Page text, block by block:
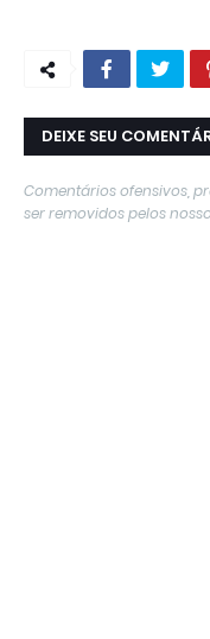
DEIXE SEU
Comentários ofensivos,
ser removidos pelos